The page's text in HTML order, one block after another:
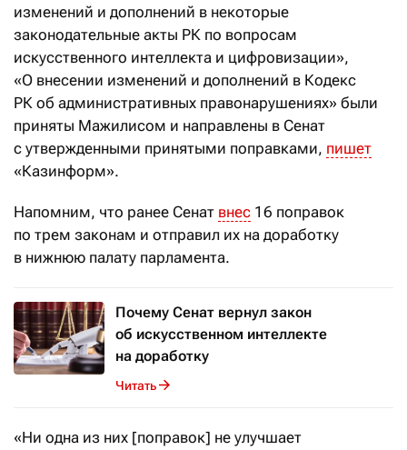
изменений и дополнений в некоторые
законодательные акты РК по вопросам
искусственного интеллекта и цифровизации»,
«О внесении изменений и дополнений в Кодекс
РК об административных правонарушениях» были
приняты Мажилисом и направлены в Сенат
с утвержденными принятыми поправками, пишет
«Казинформ».
Напомним, что ранее Сенат внес 16 поправок
по трем законам и отправил их на доработку
в нижнюю палату парламента.
Почему Сенат вернул закон
об искусственном интеллекте
на доработку
Читать
«Ни одна из них [поправок] не улучшает